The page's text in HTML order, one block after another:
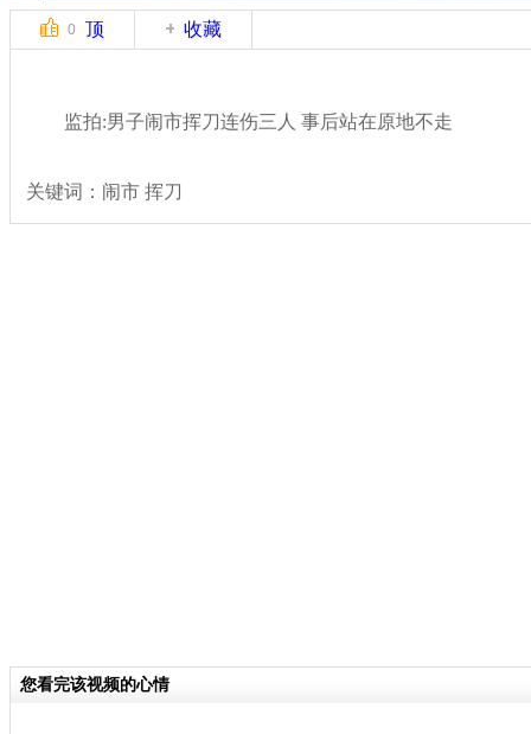
0 顶 收藏
监拍:男子闹市挥刀连伤三人 事后站在原地不走
关键词：闹市 挥刀
您看完该视频的心情